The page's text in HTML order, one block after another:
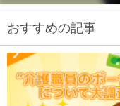
おすすめの記事